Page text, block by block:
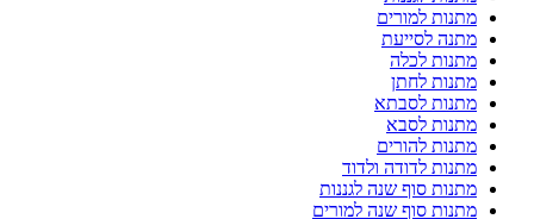
מתנות למורים
מתנה לסייעת
מתנות לכלה
מתנות לחתן
מתנות לסבתא
מתנות לסבא
מתנות להורים
מתנות לדודה ולדוד
מתנות סוף שנה לגננות
מתנות סוף שנה למורים